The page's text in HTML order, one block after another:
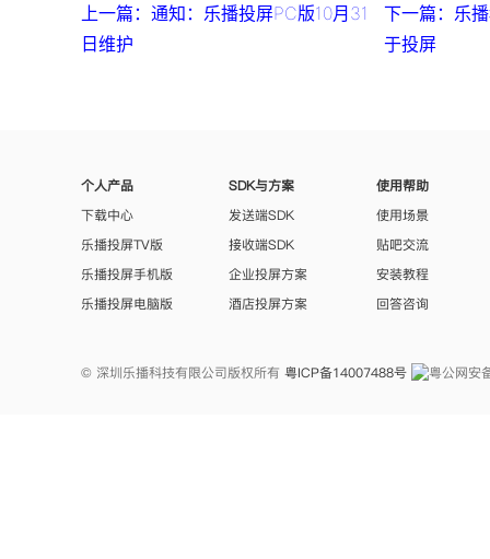
上一篇：通知：乐播投屏PC版10月31
日维护
下一篇：乐
于投屏
个人产品
下载中心
乐播投屏TV版
乐播投屏手机版
乐播投屏电脑版
SDK与方案
发送端SDK
接收端SDK
企业投屏方案
酒店投屏方案
使用帮助
使用场景
贴吧交流
安装教程
回答咨询
© 深圳乐播科技有限公司版权所有 粤ICP备14007488号